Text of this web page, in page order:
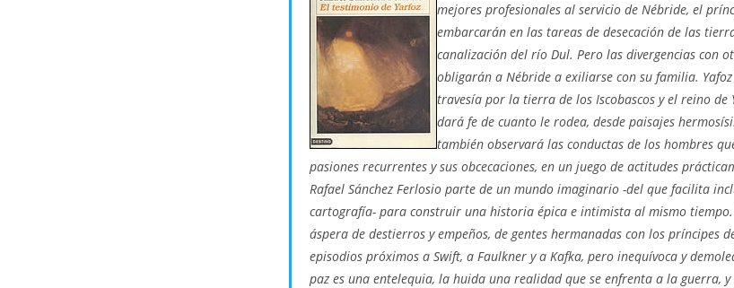
mejores profesionales al servicio de Nébride, el
embarcarán en las tareas de desecación de las
canalización del río Dul. Pero las divergencias con
obligarán a Nébride a exiliarse con su familia.
travesía por la tierra de los Iscobascos y el reino de
dará fe de cuanto le rodea, desde paisajes
también observará las conductas de los hombres
pasiones recurrentes y sus obcecaciones, en un juego de actitudes
Rafael Sánchez Ferlosio parte de un mundo imaginario -del que facilita
cartografía- para construir una historia épica e intimista al mismo
áspera de destierros y empeños, de gentes hermanadas con los príncipes
episodios próximos a Swift, a Faulkner y a Kafka, pero inequívoca y
paz es una entelequia, la huida una realidad que se enfrenta a la guerra,